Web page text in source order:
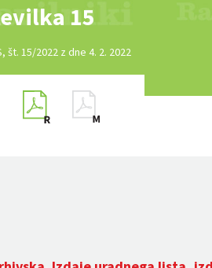
15
št. 15/2022 z dne 4. 2. 2022